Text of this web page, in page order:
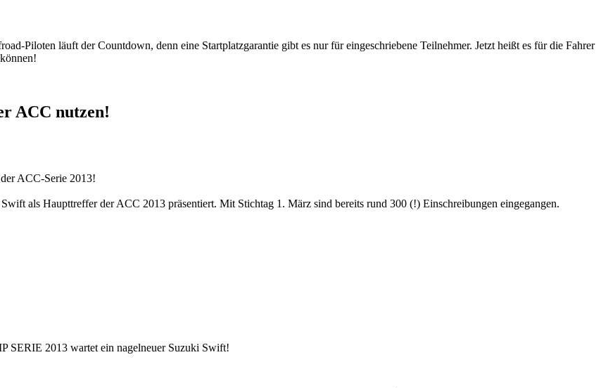
Piloten läuft der Countdown, denn eine Startplatzgarantie gibt es nur für eingeschriebene Teilnehmer. Jetzt heißt es für die Fahrer
ACC nutzen!
ACC-Serie 2013!
als Haupttreffer der ACC 2013 präsentiert. Mit Stichtag 1. März sind bereits rund 300 (!) Einschreibungen eingegangen.
2013 wartet ein nagelneuer Suzuki Swift!